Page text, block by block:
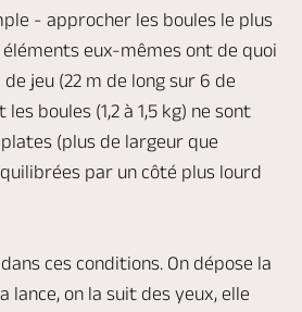
- approcher les boules le plus
eux-mêmes ont de quoi
jeu (22 m de long sur 6 de
boules (1,2 à 1,5 kg) ne sont
(plus de largeur que
par un côté plus lourd
ces conditions. On dépose la
lance, on la suit des yeux, elle